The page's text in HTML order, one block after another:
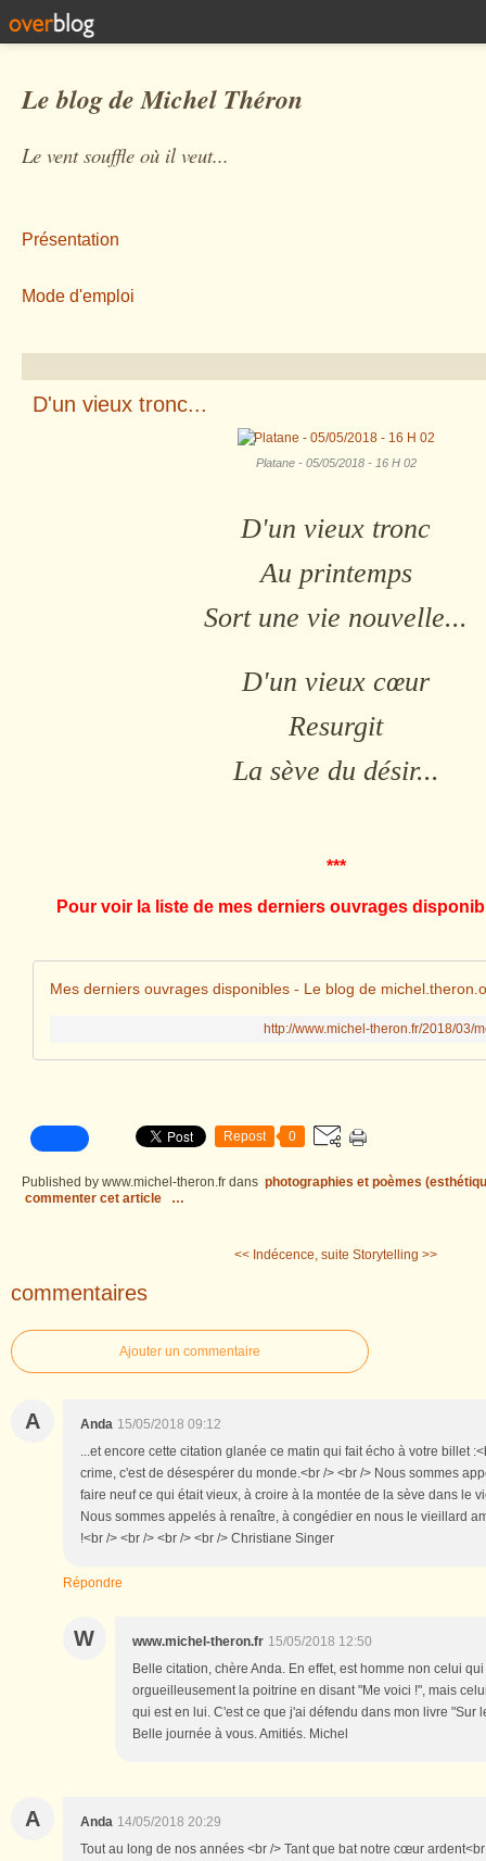
Le blog de Michel Théron
Le vent souffle où il veut...
Présentation
Mode d'emploi
D'un vieux tronc...
Platane - 05/05/2018 - 16 H 02
D'un vieux tronc
Au printemps
Sort une vie nouvelle...
D'un vieux cœur
Resurgit
La sève du désir...
***
Pour voir la liste de mes derniers ouvrages
Mes derniers ouvrages disponibles - Le blog de
http://www.michel-theron.fr/2018/03/
Repost 0
Published by www.michel-theron.fr dans photographies et poèmes
commenter cet article
…
<< Indécence, suite Storytelling >>
commentaires
Ajouter un commentaire
A Anda 15/05/2018 09:12
...et encore cette citation glanée ce matin qui fait écho à votre billet
crime, c'est de désespérer du monde.<br /> <br /> Nous sommes
faire neuf ce qui était vieux, à croire à la montée de la sève dans le
Nous sommes appelés à renaître, à congédier en nous le vieillard
!<br /> <br /> <br /> <br /> Christiane Singer
Répondre
W www.michel-theron.fr 15/05/2018 12:50
Belle citation, chère Anda. En effet, est homme non celui
orgueilleusement la poitrine en disant "Me voici !", mais
qui est en lui. C'est ce que j'ai défendu dans mon livre "Sur
Belle journée à vous. Amitiés. Michel
A Anda 14/05/2018 20:29
Tout au long de nos années <br /> Tant que bat notre cœur